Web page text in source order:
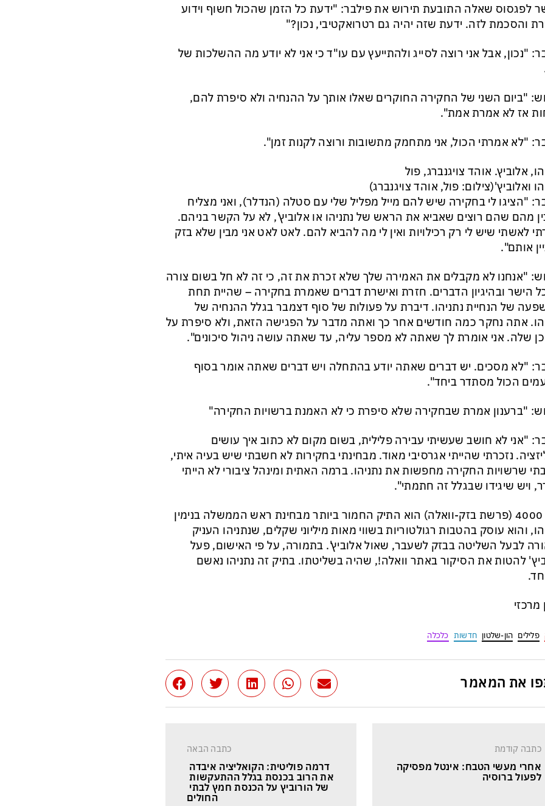
לפגסוס שאלה התובעת תירוש את פילבר: "ידעת כל הזמן שהכול חשוף וידוע
והסכמת לזה. ידעת שזה יהיה גם רטרואקטיבי, נכון?"
"נכון, אבל אני רוצה לסייג ולהתייעץ עם עו"ד כי אני לא יודע מה ההשלכות של
"ביום השני של החקירה החוקרים שאלו אותך על ההנחיה ולא סיפרת להם,
אז לא אמרת אמת".
"לא אמרתי הכול, אני מתחמק מתשובות ורוצה לקנות זמן".
אלוביץ. אוהד צויגנברג, פול
ואלוביץ'(צילום: פול, אוהד צויגנברג)
"הציגו לי בחקירה שיש להם מייל מפליל שלי עם סטלה (הנדלר), ואני מצליח
מהם שהם רוצים שאביא את הראש של נתניהו או אלוביץ', לא על הקשר בניהם.
לאשתי שיש לי רק רכילויות ואין לי מה להביא להם. לאט לאט אני מבין שלא בזק
אותם".
"אנחנו לא מקבלים את האמירה שלך שלא זכרת את זה, כי זה לא חל בשום צורה
הישר ובהיגיון הדברים. חזרת ואישרת דברים שאמרת בחקירה – שהיית תחת
של הנחיית נתניהו. דיברת על פעולות של סוף דצמבר בגלל ההנחיה של
אתה נחקר כמה חודשים אחר כך ואתה מדבר על הפגישה הזאת, ולא סיפרת על
שלה. אני אומרת לך שאתה לא מספר עליה, עד שאתה עושה ניהול סיכונים".
"לא מסכים. יש דברים שאתה יודע בהתחלה ויש דברים שאתה אומר בסוף
הכול מסתדר ביחד".
"ברענון אמרת שבחקירה שלא סיפרת כי לא האמנת ברשויות החקירה"
"אני לא חושב שעשיתי עבירה פלילית, בשום מקום לא כתוב איך עושים
נזכרתי שהייתי אגרסיבי מאוד. מבחינתי בחקירות לא חשבתי שיש בעיה איתי,
שרשויות החקירה מחפשות את נתניהו. ברמה האתית ומינהל ציבורי לא הייתי
ויש שיגידו שבגלל זה חתמתי".
תיק 4000 (פרשת בזק-וואלה) הוא התיק החמור ביותר מבחינת ראש הממשלה בנימין
והוא עוסק בהטבות רגולטוריות בשווי מאות מיליוני שקלים, שנתניהו העניק
לבעל השליטה בבזק לשעבר, שאול אלוביץ'. בתמורה, על פי האישום, פעל
להטות את הסיקור באתר וואלה!, שהיה בשליטתו. בתיק זה נתניהו נאשם
מרכזי
פלילים הון-שלטון חדשות כלכלה
את המאמר
כתבה קודמת
אחרי מעשי הטבח: אינטל מפסיקה
לפעול ברוסיה
כתבה הבאה
דרמה פוליטית: הקואליציה איבדה
את הרוב בכנסת בגלל ההתעקשות
של הורוביץ על הכנסת חמץ לבתי
החולים